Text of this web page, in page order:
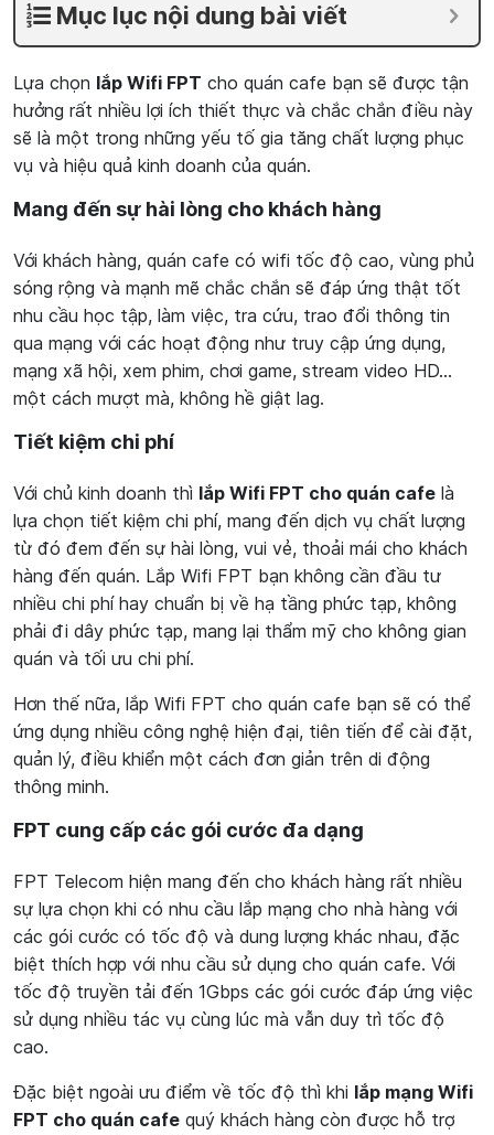
Mục lục nội dung bài viết
Lựa chọn lắp Wifi FPT cho quán cafe bạn sẽ được tận
hưởng rất nhiều lợi ích thiết thực và chắc chắn điều này
sẽ là một trong những yếu tố gia tăng chất lượng phục
vụ và hiệu quả kinh doanh của quán.
Mang đến sự hài lòng cho khách hàng
Với khách hàng, quán cafe có wifi tốc độ cao, vùng phủ
sóng rộng và mạnh mẽ chắc chắn sẽ đáp ứng thật tốt
nhu cầu học tập, làm việc, tra cứu, trao đổi thông tin
qua mạng với các hoạt động như truy cập ứng dụng,
mạng xã hội, xem phim, chơi game, stream video HD…
một cách mượt mà, không hề giật lag.
Tiết kiệm chi phí
Với chủ kinh doanh thì lắp Wifi FPT cho quán cafe là
lựa chọn tiết kiệm chi phí, mang đến dịch vụ chất lượng
từ đó đem đến sự hài lòng, vui vẻ, thoải mái cho khách
hàng đến quán. Lắp Wifi FPT bạn không cần đầu tư
nhiều chi phí hay chuẩn bị về hạ tầng phức tạp, không
phải đi dây phức tạp, mang lại thẩm mỹ cho không gian
quán và tối ưu chi phí.
Hơn thế nữa, lắp Wifi FPT cho quán cafe bạn sẽ có thể
ứng dụng nhiều công nghệ hiện đại, tiên tiến để cài đặt,
quản lý, điều khiển một cách đơn giản trên di động
thông minh.
FPT cung cấp các gói cước đa dạng
FPT Telecom hiện mang đến cho khách hàng rất nhiều
sự lựa chọn khi có nhu cầu lắp mạng cho nhà hàng với
các gói cước có tốc độ và dung lượng khác nhau, đặc
biệt thích hợp với nhu cầu sử dụng cho quán cafe. Với
tốc độ truyền tải đến 1Gbps các gói cước đáp ứng việc
sử dụng nhiều tác vụ cùng lúc mà vẫn duy trì tốc độ
cao.
Đặc biệt ngoài ưu điểm về tốc độ thì khi lắp mạng Wifi
FPT cho quán cafe quý khách hàng còn được hỗ trợ